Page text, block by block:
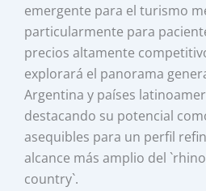
emergente para el turismo
particularmente para
precios altamente
explorará el panorama
Argentina y países
destacando su potencial
asequibles para un perfil
alcance más amplio del
country`.